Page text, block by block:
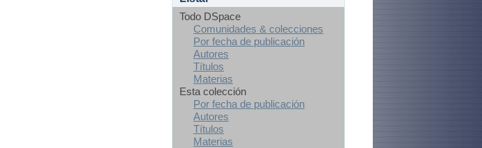
Todo DSpace
Comunidades & colecciones
Por fecha de publicación
Autores
Títulos
Materias
Esta colección
Por fecha de publicación
Autores
Títulos
Materias